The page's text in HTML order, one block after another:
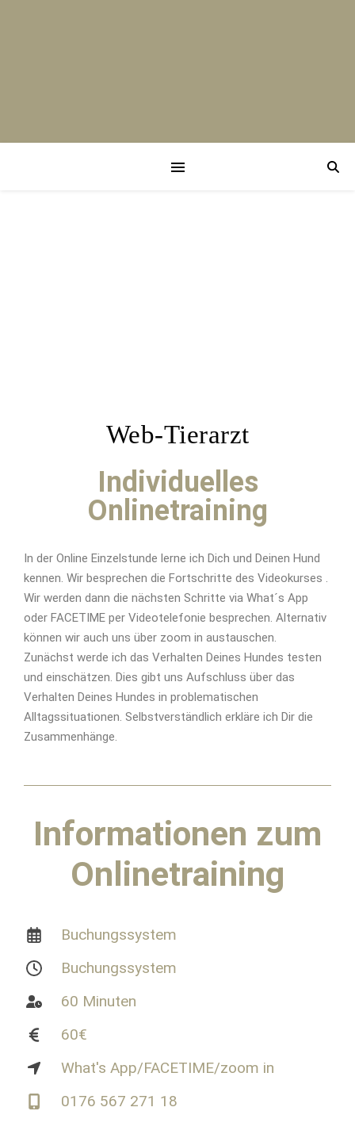
Web-Tierarzt
Individuelles
Onlinetraining
In der Online Einzelstunde lerne ich Dich und Deinen Hund
kennen. Wir besprechen die Fortschritte des Videokurses .
Wir werden dann die nächsten Schritte via What´s App
oder FACETIME per Videotelefonie besprechen. Alternativ
können wir auch uns über zoom in austauschen.
Zunächst werde ich das Verhalten Deines Hundes testen
und einschätzen. Dies gibt uns Aufschluss über das
Verhalten Deines Hundes in problematischen
Alltagssituationen. Selbstverständlich erkläre ich Dir die
Zusammenhänge.
Informationen zum
Onlinetraining
Buchungssystem
Buchungssystem
60 Minuten
60€
What's App/FACETIME/zoom in
0176 567 271 18